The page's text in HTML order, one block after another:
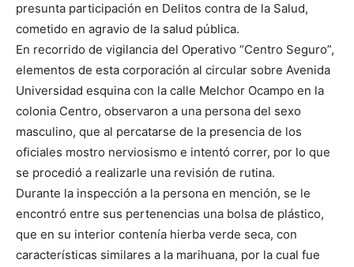
presunta participación en Delitos contra de la Salud,
cometido en agravio de la salud pública.
En recorrido de vigilancia del Operativo “Centro Seguro”,
elementos de esta corporación al circular sobre Avenida
Universidad esquina con la calle Melchor Ocampo en la
colonia Centro, observaron a una persona del sexo
masculino, que al percatarse de la presencia de los
oficiales mostro nerviosismo e intentó correr, por lo que
se procedió a realizarle una revisión de rutina.
Durante la inspección a la persona en mención, se le
encontró entre sus pertenencias una bolsa de plástico,
que en su interior contenía hierba verde seca, con
características similares a la marihuana, por la cual fue